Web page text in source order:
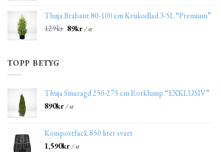
Thuja Brabant 80-100 cm Krukodlad 3-5L “Premium”
129kr 89kr/ st
TOPP BETYG
Thuja Smaragd 250-275 cm Rotklump “EXKLUSIV”
890kr/ st
Kompostfack 850 liter svart
1,590kr/ st